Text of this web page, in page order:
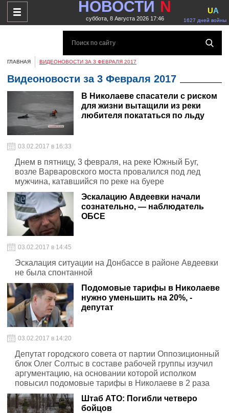
НОВОСТИ N
суббота, 8 Августа 2026 17:46 1627 дней войны
UA
ГЛАВНАЯ ВИДЕОНОВОСТИ ЗА 3 ФЕВРАЛЯ 2017
Видеоновости за 3 Февраля 2017
В Николаеве спасатели с риском
для жизни вытащили из реки
любителя покататься по льду
03.02.2017 в 16:33
Днем в пятницу, 3 февраля, на реке Южный Буг,
возле Варваровского моста провалился под лед
мужчина, катавшийся по реке на буере
Эскалацию Авдеевки начали
сознательно, — наблюдатель
ОБСЕ
03.02.2017 в 14:45
Эскалация ситуации на Донбассе в районе Авдеевки
не была спонтанной
Подомовые тарифы в Николаеве
нужно уменьшить на 20%, -
депутат
03.02.2017 в 14:20
Депутат городского совета от партии Оппозиционный
блок Олег Солтыс в составе рабочей группы изучил
аргументацию, на основании которой исполком
повысил подомовые тарифы в Николаеве в 2 раза
Штаб АТО: Погибли четверо
бойцов